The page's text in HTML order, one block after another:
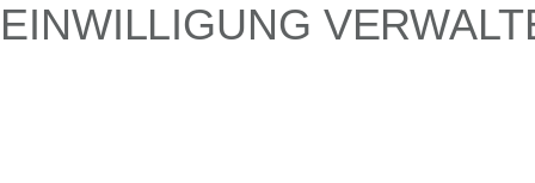
EINWILLIGUNG